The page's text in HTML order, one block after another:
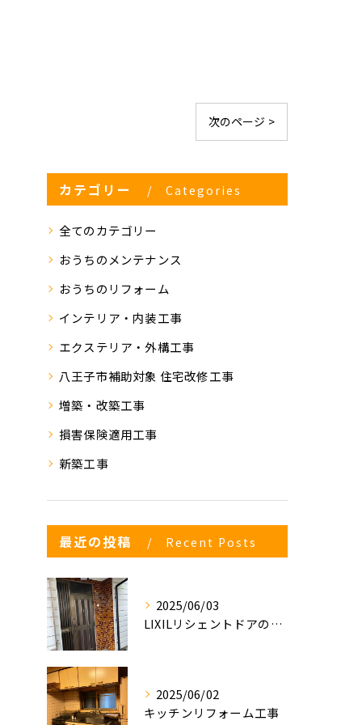
次のページ >
カテゴリー Categories
全てのカテゴリー
おうちのメンテナンス
おうちのリフォーム
インテリア・内装工事
エクステリア・外構工事
八王子市補助対象 住宅改修工事
増築・改築工事
損害保険適用工事
新築工事
最近の投稿 Recent Posts
2025/06/03
LIXILリシェントドアの入れ替え
2025/06/02
キッチンリフォーム工事